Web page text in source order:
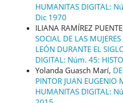
HUMANITAS DIGITAL:
Dic 1970
ILIANA RAMÍREZ
SOCIAL DE LAS
LEÓN DURANTE EL
DIGITAL: Núm. 45:
Yolanda Guasch Marí,
PINTOR JUAN EUGENIO
HUMANITAS DIGITAL: